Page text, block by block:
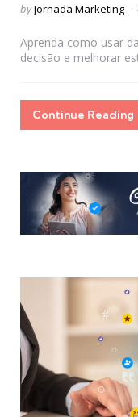
Posted
byJornada Marketing
Aprenda como usar
decisão e melhorar
Continue Reading